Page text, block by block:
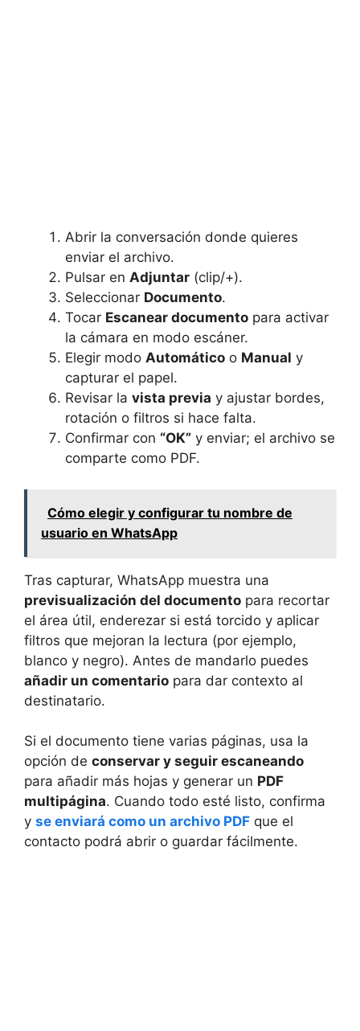
Abrir la conversación donde quieres
enviar el archivo.
Pulsar en Adjuntar (clip/+).
Seleccionar Documento.
Tocar Escanear documento para activar
la cámara en modo escáner.
Elegir modo Automático o Manual y
capturar el papel.
Revisar la vista previa y ajustar bordes,
rotación o filtros si hace falta.
Confirmar con “OK” y enviar; el archivo se
comparte como PDF.
Cómo elegir y configurar tu nombre de
usuario en WhatsApp
Tras capturar, WhatsApp muestra una
previsualización del documento para recortar
el área útil, enderezar si está torcido y aplicar
filtros que mejoran la lectura (por ejemplo,
blanco y negro). Antes de mandarlo puedes
añadir un comentario para dar contexto al
destinatario.
Si el documento tiene varias páginas, usa la
opción de conservar y seguir escaneando
para añadir más hojas y generar un PDF
multipágina. Cuando todo esté listo, confirma
y se enviará como un archivo PDF que el
contacto podrá abrir o guardar fácilmente.